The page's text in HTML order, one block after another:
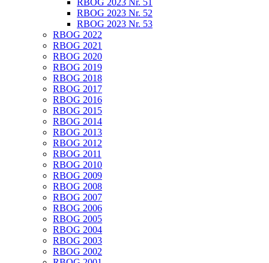
RBOG 2023 Nr. 51
RBOG 2023 Nr. 52
RBOG 2023 Nr. 53
RBOG 2022
RBOG 2021
RBOG 2020
RBOG 2019
RBOG 2018
RBOG 2017
RBOG 2016
RBOG 2015
RBOG 2014
RBOG 2013
RBOG 2012
RBOG 2011
RBOG 2010
RBOG 2009
RBOG 2008
RBOG 2007
RBOG 2006
RBOG 2005
RBOG 2004
RBOG 2003
RBOG 2002